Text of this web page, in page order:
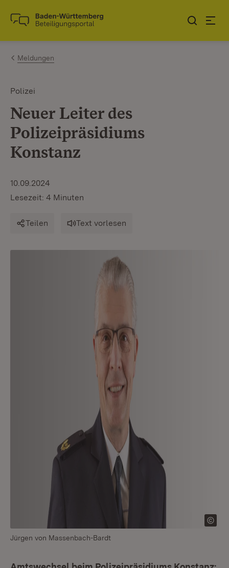
Zum Inhalt springen
Link zur Startseite
Meldungen
Polizei
Neuer Leiter des
Polizeipräsidiums
Konstanz
10.09.2024
Lesezeit: 4 Minuten
Teilen Text vorlesen
Jürgen von Massenbach-Bardt